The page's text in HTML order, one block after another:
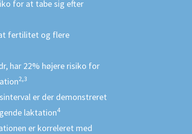
for at tabe sig efter
fertilitet og flere
har 22% højere risiko for
2,3
er der demonstreret
laktation4
er korreleret med